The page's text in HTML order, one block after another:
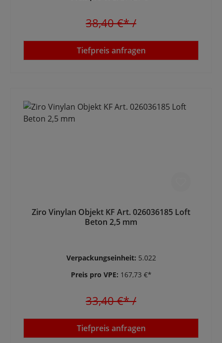
38,40 €*/
Tiefpreis anfragen
Ziro Vinylan Objekt KF Art. 026036185 Loft
Beton 2,5 mm
Verpackungseinheit: 5.022
Preis pro VPE: 167,73 €*
33,40 €*/
Tiefpreis anfragen